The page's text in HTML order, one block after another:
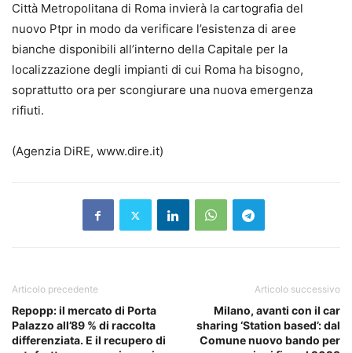
Città Metropolitana di Roma invierà la cartografia del
nuovo Ptpr in modo da verificare l’esistenza di aree
bianche disponibili all’interno della Capitale per la
localizzazione degli impianti di cui Roma ha bisogno,
soprattutto ora per scongiurare una nuova emergenza
rifiuti.
(Agenzia DiRE, www.dire.it)
Articolo precedente
Repopp: il mercato di Porta
Palazzo all’89 % di raccolta
differenziata. E il recupero di
Articolo successivo
Milano, avanti con il car
sharing ‘Station based’: dal
Comune nuovo bando per